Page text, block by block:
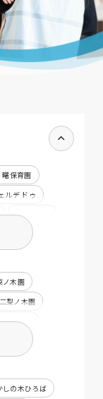
曙保育園
ルデ ドゥ
睦保育園
ンズうえの
田保育園
ズうえの
り保育園
成和西
瀬城東保育園
三田保育園
ノ木園
梨ノ木園
しのき
なしのき
しの木ひろば